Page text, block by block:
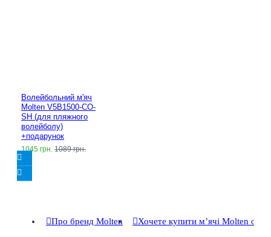
Волейбольний м'яч
Molten V5B1500-CO-
SH (для пляжного
волейболу)
+подарунок
1045 грн. 1089 грн.
Про бренд Molten Хочете купити мʼячі Molten